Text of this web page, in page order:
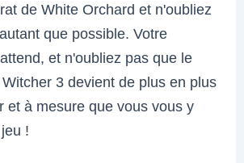
de White Orchard et n'oubliez
que possible. Votre
et n'oubliez pas que le
3 devient de plus en plus
et à mesure que vous vous y
!